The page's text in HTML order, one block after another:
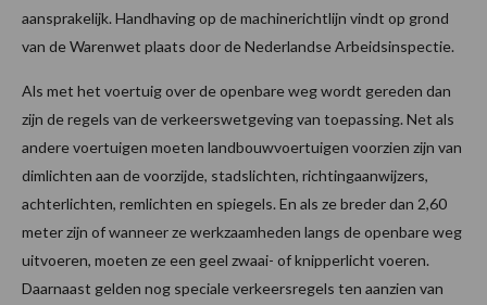
aansprakelijk. Handhaving op de machinerichtlijn vindt op grond
van de Warenwet plaats door de Nederlandse Arbeidsinspectie.
Als met het voertuig over de openbare weg wordt gereden dan
zijn de regels van de verkeerswetgeving van toepassing. Net als
andere voertuigen moeten landbouwvoertuigen voorzien zijn van
dimlichten aan de voorzijde, stadslichten, richtingaanwijzers,
achterlichten, remlichten en spiegels. En als ze breder dan 2,60
meter zijn of wanneer ze werkzaamheden langs de openbare weg
uitvoeren, moeten ze een geel zwaai- of knipperlicht voeren.
Daarnaast gelden nog speciale verkeersregels ten aanzien van